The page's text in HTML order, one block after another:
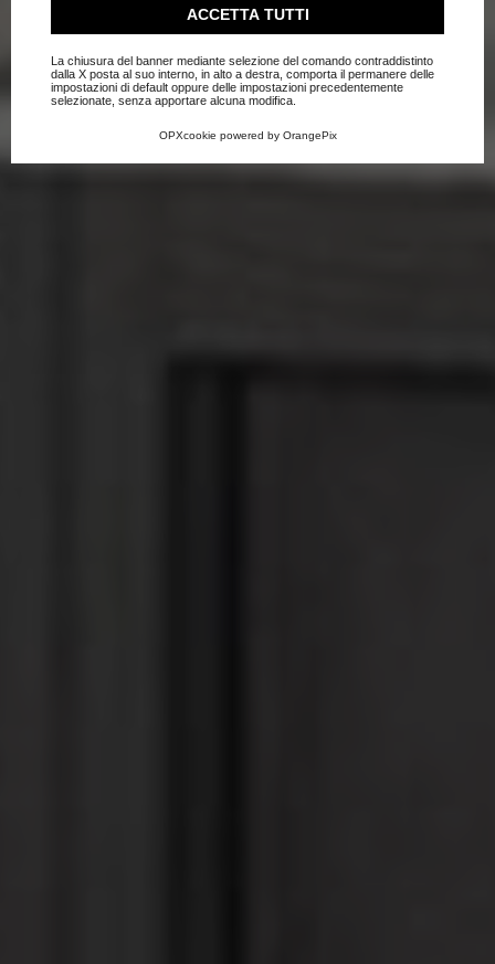
Consulta l'informativa cookie completa.
ACCETTA TUTTI
La chiusura del banner mediante selezione del comando contraddistinto
dalla X posta al suo interno, in alto a destra, comporta il permanere delle
impostazioni di default oppure delle impostazioni precedentemente
selezionate, senza apportare alcuna modifica.
OPXcookie powered by OrangePix
Home Blog Novità